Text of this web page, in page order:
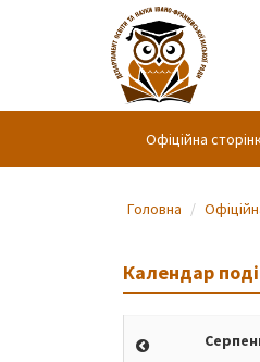
Офіційна
Головна
Календар